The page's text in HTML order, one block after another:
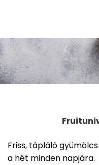
Friss, tápláló
a hét minden napjára.